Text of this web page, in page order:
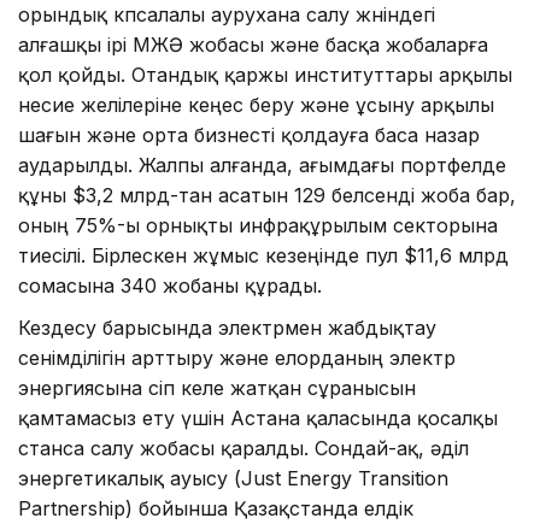
орындық көпсалалы аурухана салу жөніндегі
алғашқы ірі МЖӘ жобасы және басқа жобаларға
қол қойды. Отандық қаржы институттары арқылы
несие желілеріне кеңес беру және ұсыну арқылы
шағын және орта бизнесті қолдауға баса назар
аударылды. Жалпы алғанда, ағымдағы портфелде
құны $3,2 млрд-тан асатын 129 белсенді жоба бар,
оның 75%-ы орнықты инфрақұрылым секторына
тиесілі. Бірлескен жұмыс кезеңінде пул $11,6 млрд
сомасына 340 жобаны құрады.
Кездесу барысында электрмен жабдықтау
сенімділігін арттыру және елорданың электр
энергиясына өсіп келе жатқан сұранысын
қамтамасыз ету үшін Астана қаласында қосалқы
станса салу жобасы қаралды. Сондай-ақ, әділ
энергетикалық ауысу (Just Energy Transition
Partnership) бойынша Қазақстанда елдік